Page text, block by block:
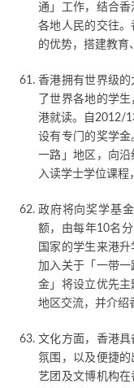
通」工作，结合
各地人民的交往
的优势，搭建教育
香港拥有世界级的
了世界各地的学
港就读。自2012/
设有专门的奖学
一路」地区，向
入读学士学位课程
政府将向奖学基
额，由每年10名
国家的学生来港
加入关于「一带
金」将设立优先
地区交流，并介绍
文化方面，香港
氛围，以及便捷的
艺团及文博机构